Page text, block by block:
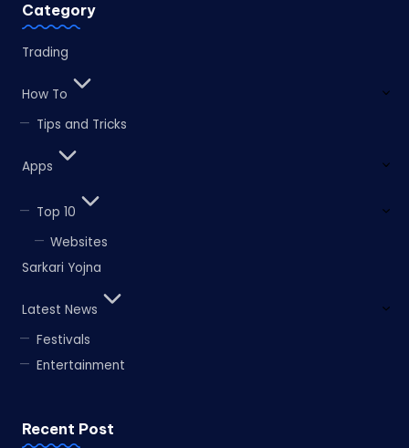
Category
Trading
How To
Tips and Tricks
Apps
Top 10
Websites
Sarkari Yojna
Latest News
Festivals
Entertainment
Recent Post